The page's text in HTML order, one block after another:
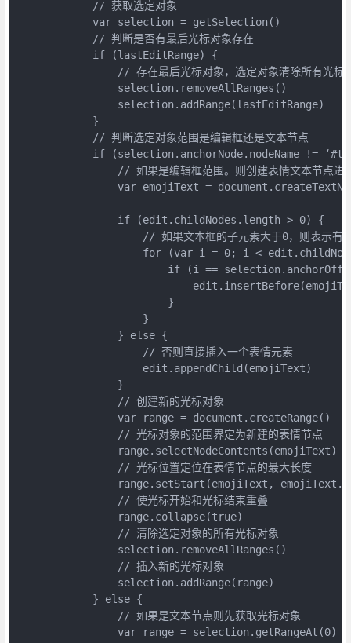
            // 获取选定对象
            var selection = getSelection()
            // 判断是否有最后光标对象存在
            if (lastEditRange) {
// 存在最后光标对象，选定对象清除所有光标
                selection.removeAllRanges()
                selection.addRange(lastEditRange)
            }
            // 判断选定对象范围是编辑框还是文本节点
if (selection.anchorNode.nodeName !=
// 如果是编辑框范围。则创建表情文本节点进
var emojiText =
                if (edit.childNodes.length > 0) {
// 如果文本框的子元素大于0，则表示有
for (var i = 0; i <
if (i ==
                        }
                    }
                } else {
                    // 否则直接插入一个表情元素
                    edit.appendChild(emojiText)
                }
                // 创建新的光标对象
                var range = document.createRange()
                // 光标对象的范围界定为新建的表情节点
                range.selectNodeContents(emojiText)
                // 光标位置定位在表情节点的最大长度
range.setStart(emojiText,
                // 使光标开始和光标结束重叠
                range.collapse(true)
                // 清除选定对象的所有光标对象
                selection.removeAllRanges()
                // 插入新的光标对象
                selection.addRange(range)
            } else {
                // 如果是文本节点则先获取光标对象
                var range = selection.getRangeAt(0)